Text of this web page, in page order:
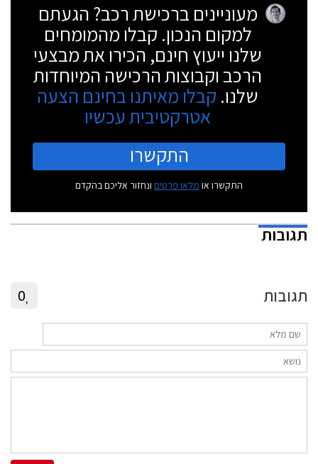
מעוניינים ברכישת רכב? הגעתם
למקום הנכון. קבלו מהמומחים
שלנו ייעוץ חינם, הכירו את מבצעי
הרכב וקבוצות הרכישה המיוחדות
שלנו. קבלו מאיתנו בחינם הצעה
אטרקטיבית עכשיו
התקשרו
התקשרו או מלאו פרטים ונחזור אליכם בהקדם
תגובות
תגובות 0